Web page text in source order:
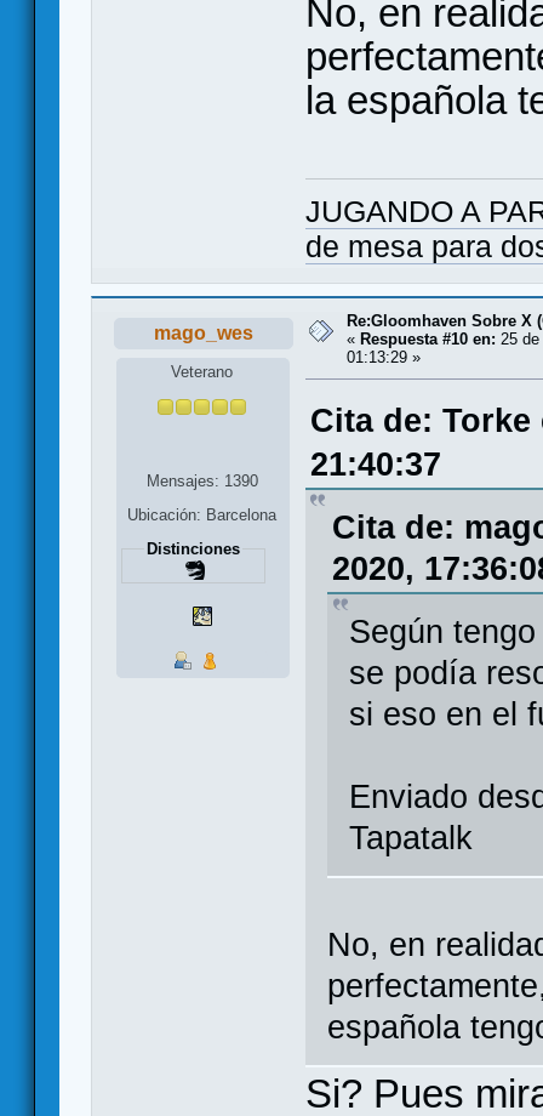
No, en
la española
JUGANDO A
de mesa para
mago_wes
Veterano
Mensajes: 1390
Ubicación: Barcelona
Distinciones
Re:Gloomhaven Sobre X
« Respuesta #10 en: 25
01:13:29 »
Cita de: Torke
21:40:37
Cita de:
2020,
Según
se podía
si eso en el
Enviado
Tapatalk
No, en
española
Si? Pues